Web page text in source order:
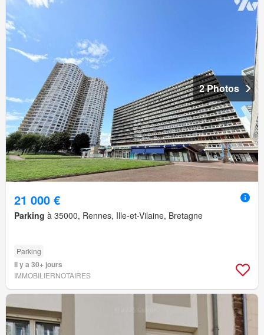
2 Photos
21 000 €
Parking à 35000, Rennes, Ille-et-Vilaine, Bretagne
Parking
Il y a 30+ jours
IMMOBILIERNOTAIRES